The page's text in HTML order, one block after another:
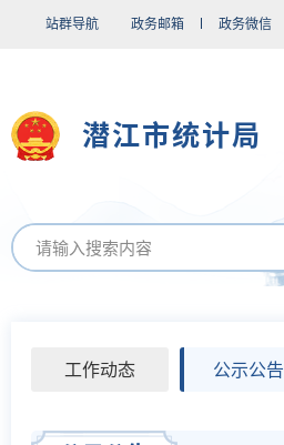
站群导航 政务邮箱 政务微信
潜江市统计局
工作动态 公示公告